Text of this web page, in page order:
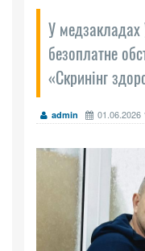
У
безоплатне
«Скринінг
admin 01.06.2026